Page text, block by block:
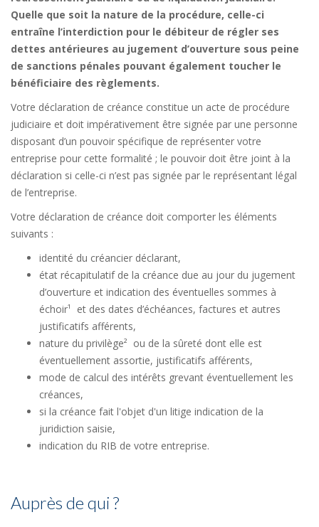
Quelle que soit la nature de la procédure, celle-ci
entraîne l’interdiction pour le débiteur de régler ses
dettes antérieures au jugement d’ouverture sous peine
de sanctions pénales pouvant également toucher le
bénéficiaire des règlements.
Votre déclaration de créance constitue un acte de procédure
judiciaire et doit impérativement être signée par une personne
disposant d’un pouvoir spécifique de représenter votre
entreprise pour cette formalité ; le pouvoir doit être joint à la
déclaration si celle-ci n’est pas signée par le représentant légal
de l’entreprise.
Votre déclaration de créance doit comporter les éléments
suivants :
identité du créancier déclarant,
état récapitulatif de la créance due au jour du jugement
d’ouverture et indication des éventuelles sommes à
échoir¹ et des dates d’échéances, factures et autres
justificatifs afférents,
nature du privilège² ou de la sûreté dont elle est
éventuellement assortie, justificatifs afférents,
mode de calcul des intérêts grevant éventuellement les
créances,
si la créance fait l'objet d'un litige indication de la
juridiction saisie,
indication du RIB de votre entreprise.
Auprès de qui ?